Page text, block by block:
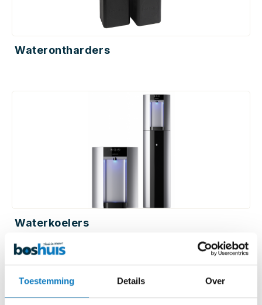
Toestemming Details Over
Waterontharders
Waterkoelers